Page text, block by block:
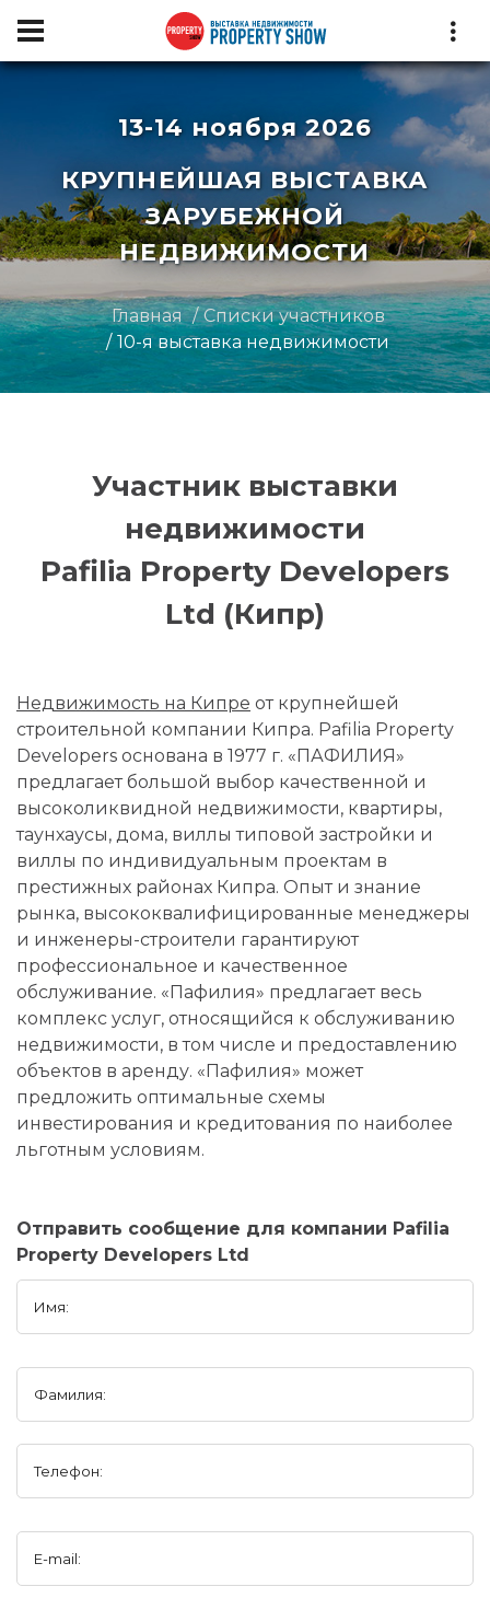
13-14 ноября 2026
КРУПНЕЙШАЯ ВЫСТАВКА
ЗАРУБЕЖНОЙ
НЕДВИЖИМОСТИ
Главная
Списки участников
10-я выставка недвижимости
Участник выставки
недвижимости
Pafilia Property Developers
Ltd (Кипр)
Недвижимость на Кипре от крупнейшей
строительной компании Кипра. Pafilia Property
Developers основана в 1977 г. «ПАФИЛИЯ»
предлагает большой выбор качественной и
высоколиквидной недвижимости, квартиры,
таунхаусы, дома, виллы типовой застройки и
виллы по индивидуальным проектам в
престижных районах Кипра. Опыт и знание
рынка, высококвалифицированные менеджеры
и инженеры-строители гарантируют
профессиональное и качественное
обслуживание. «Пафилия» предлагает весь
комплекс услуг, относящийся к обслуживанию
недвижимости, в том числе и предоставлению
объектов в аренду. «Пафилия» может
предложить оптимальные схемы
инвестирования и кредитования по наиболее
льготным условиям.
Отправить сообщение для компании Pafilia
Property Developers Ltd
Имя:
Фамилия:
Телефон:
E-mail: